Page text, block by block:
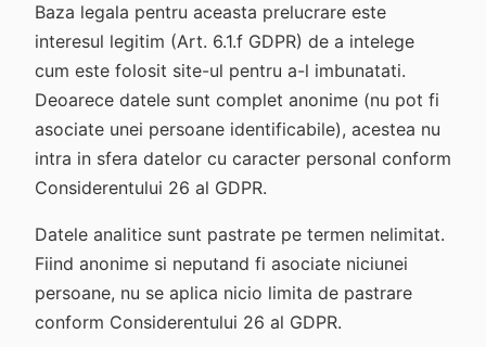
Baza legala pentru aceasta prelucrare este
interesul legitim (Art. 6.1.f GDPR) de a intelege
cum este folosit site-ul pentru a-l imbunatati.
Deoarece datele sunt complet anonime (nu pot fi
asociate unei persoane identificabile), acestea nu
intra in sfera datelor cu caracter personal conform
Considerentului 26 al GDPR.
Datele analitice sunt pastrate pe termen nelimitat.
Fiind anonime si neputand fi asociate niciunei
persoane, nu se aplica nicio limita de pastrare
conform Considerentului 26 al GDPR.